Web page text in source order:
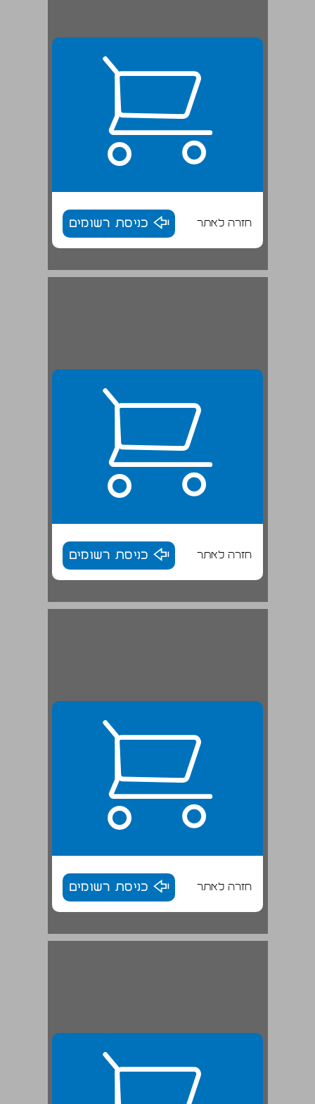
חזרה לאתר כניסת רשומים
חזרה לאתר כניסת רשומים
מן הכלל אל הפרט ובחזרה חגי תשרי בהקבלה למבנה התורה ... 17
חזרה לאתר כניסת רשומים